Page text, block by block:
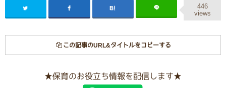
446
views
この記事のURL&タイトルをコピーする
★保育のお役立ち情報を配信します★